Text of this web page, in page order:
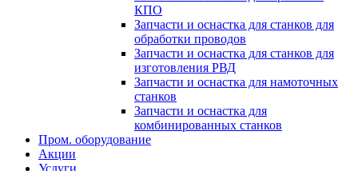
КПО
Запчасти и оснастка для станков для
обработки проводов
Запчасти и оснастка для станков для
изготовления РВД
Запчасти и оснастка для намоточных
станков
Запчасти и оснастка для
комбинированных станков
Пром. оборудование
Акции
Услуги